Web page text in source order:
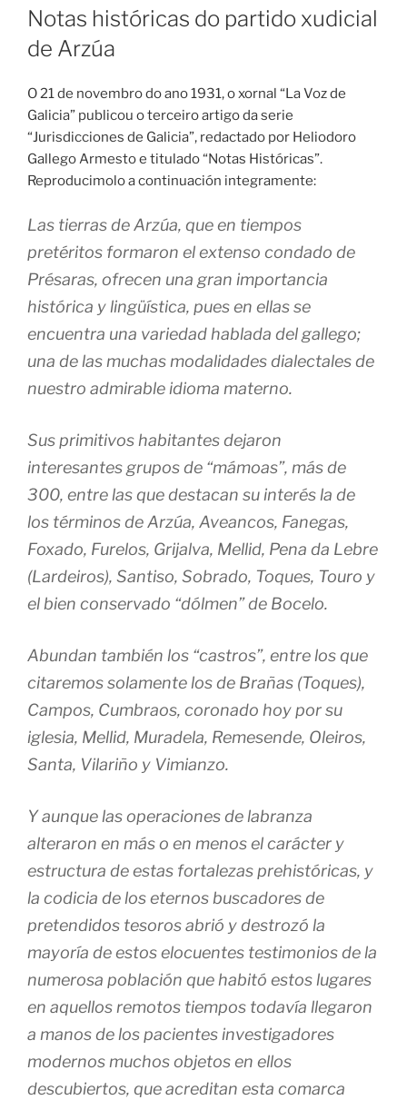
EN
Notas históricas do partido xudicial
de Arzúa
O 21 de novembro do ano 1931, o xornal “La Voz de
Galicia” publicou o terceiro artigo da serie
“Jurisdicciones de Galicia”, redactado por Heliodoro
Gallego Armesto e titulado “Notas Históricas”.
Reproducimolo a continuación integramente:
Las tierras de Arzúa, que en tiempos
pretéritos formaron el extenso condado de
Présaras, ofrecen una gran importancia
histórica y lingüística, pues en ellas se
encuentra una variedad hablada del gallego;
una de las muchas modalidades dialectales de
nuestro admirable idioma materno.
Sus primitivos habitantes dejaron
interesantes grupos de “mámoas”, más de
300, entre las que destacan su interés la de
los términos de Arzúa, Aveancos, Fanegas,
Foxado, Furelos, Grijalva, Mellid, Pena da Lebre
(Lardeiros), Santiso, Sobrado, Toques, Touro y
el bien conservado “dólmen” de Bocelo.
Abundan también los “castros”, entre los que
citaremos solamente los de Brañas (Toques),
Campos, Cumbraos, coronado hoy por su
iglesia, Mellid, Muradela, Remesende, Oleiros,
Santa, Vilariño y Vimianzo.
Y aunque las operaciones de labranza
alteraron en más o en menos el carácter y
estructura de estas fortalezas prehistóricas, y
la codicia de los eternos buscadores de
pretendidos tesoros abrió y destrozó la
mayoría de estos elocuentes testimonios de la
numerosa población que habitó estos lugares
en aquellos remotos tiempos todavía llegaron
a manos de los pacientes investigadores
modernos muchos objetos en ellos
descubiertos, que acreditan esta comarca